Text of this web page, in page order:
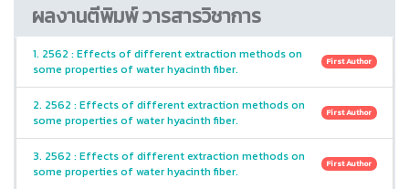
ผลงานตีพิมพ์ วารสารวิชาการ
1. 2562 : Effects of different extraction methods on
some properties of water hyacinth fiber.
First Author
2. 2562 : Effects of different extraction methods on
some properties of water hyacinth fiber.
First Author
3. 2562 : Effects of different extraction methods on
some properties of water hyacinth fiber.
First Author